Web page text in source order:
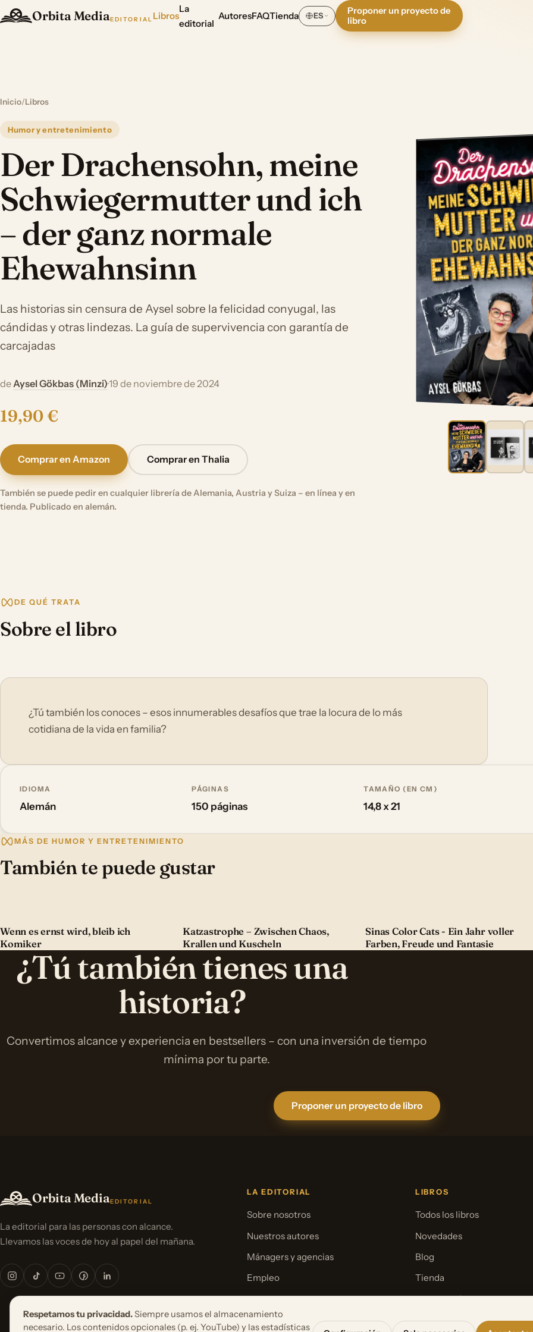
Orbita MediaEDITORIAL Libros
La
editorial
AutoresFAQTienda ES
Proponer un proyecto de
libro
Inicio/Libros
Humor y entretenimiento
Der Drachensohn, meine
Schwiegermutter und ich
– der ganz normale
Ehewahnsinn
Las historias sin censura de Aysel sobre la felicidad conyugal, las
cándidas y otras lindezas. La guía de supervivencia con garantía de
carcajadas
de Aysel Gökbas (Minzi)·19 de noviembre de 2024
19,90 €
Comprar en Amazon Comprar en Thalia
También se puede pedir en cualquier librería de Alemania, Austria y Suiza – en línea y en
tienda. Publicado en alemán.
DE QUÉ TRATA
Sobre el libro
¿Tú también los conoces – esos innumerables desafíos que trae la locura de lo más
cotidiana de la vida en familia?
IDIOMA
Alemán
PÁGINAS
150 páginas
TAMAÑO (EN CM)
14,8 x 21
MÁS DE HUMOR Y ENTRETENIMIENTO
También te puede gustar
Wenn es ernst wird, bleib ich
Komiker
Katzastrophe – Zwischen Chaos,
Krallen und Kuscheln
Sinas Color Cats - Ein Jahr voller
Farben, Freude und Fantasie
¿Tú también tienes una
historia?
Convertimos alcance y experiencia en bestsellers – con una inversión de tiempo
mínima por tu parte.
Proponer un proyecto de libro
Orbita MediaEDITORIAL
La editorial para las personas con alcance.
Llevamos las voces de hoy al papel del mañana.
LA EDITORIAL
Sobre nosotros
Nuestros autores
Mánagers y agencias
Empleo
Prensa
LIBROS
Todos los libros
Novedades
Blog
Tienda
Para librerías
Respetamos tu privacidad. Siempre usamos el almacenamiento
necesario. Los contenidos opcionales (p. ej. YouTube) y las estadísticas